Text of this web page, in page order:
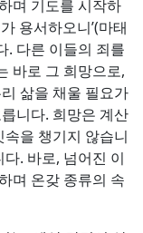
며 기도를 시작하
용서하오니’(마태
. 다른 이들의 죄를
바로 그 희망으로,
삶을 채울 필요가
니다. 희망은 계산
을 챙기지 않습니
. 바로, 넘어진 이
며 온갖 종류의 속